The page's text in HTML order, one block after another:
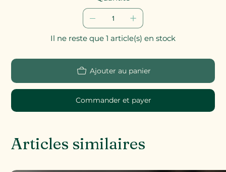
Articles similaires
Il ne reste que 1 article(s) en stock
Ajouter au panier
Commander et payer